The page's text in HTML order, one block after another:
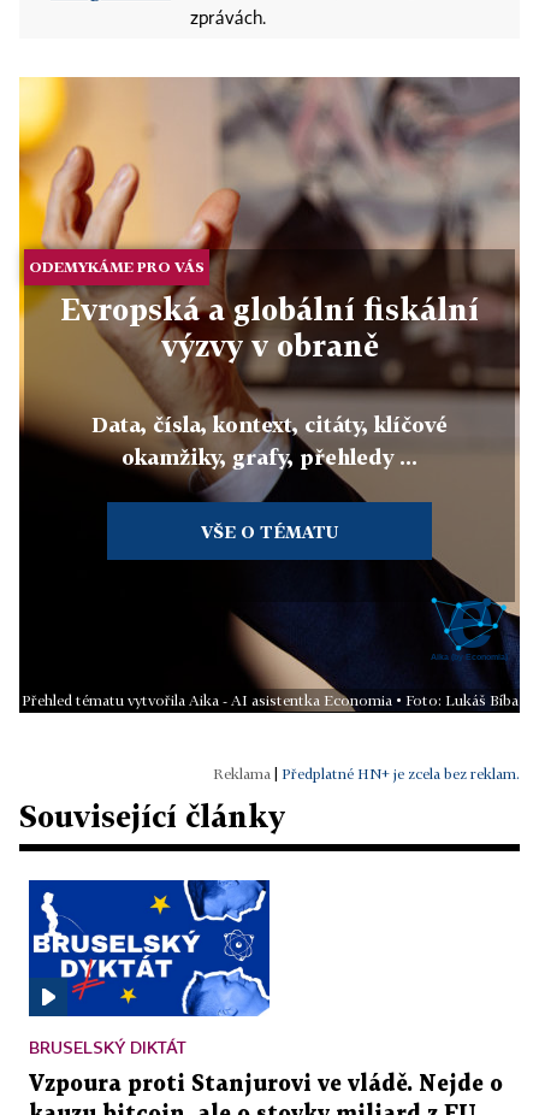
zprávách.
ODEMYKÁME PRO VÁS
Evropská a globální fiskální
výzvy v obraně
Data, čísla, kontext, citáty, klíčové
okamžiky, grafy, přehledy ...
VŠE O TÉMATU
Přehled tématu vytvořila Aika - AI asistentka Economia • Foto: Lukáš Bíba
Předplatné HN+ je zcela bez reklam.
Související články
BRUSELSKÝ DIKTÁT
Vzpoura proti Stanjurovi ve vládě. Nejde o